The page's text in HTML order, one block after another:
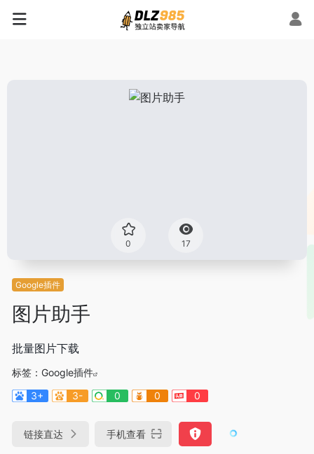
0 17
Google插件
图片助手
批量图片下载
标签： Google插件
3+
3- 0 0 0
链接直达 手机查看